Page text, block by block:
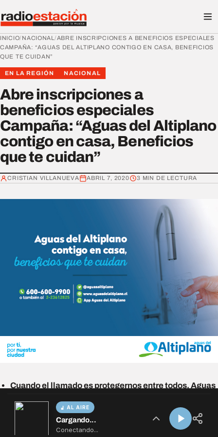
AL AIRE
Cargando...
Conectando...